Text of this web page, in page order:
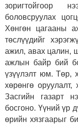
зоригтойгоор
боловсруулах
Хөнгөн цагааны
төслүүдийг
ажил, авах цалин,
ажлын байр бий
үзүүлэлт юм. Төр,
хөрөнгө оруулалт,
Засгийн газарт
босгоно. Үүний үр
өрийн хязгаарыг